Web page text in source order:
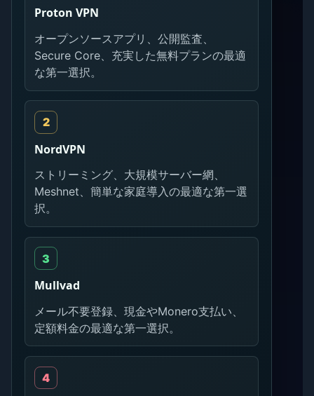
Proton VPN
オープンソースアプリ、公開監査、
Secure Core、充実した無料プランの最適
な第一選択。
NordVPN
ストリーミング、大規模サーバー網、
Meshnet、簡単な家庭導入の最適な第一選
択。
Mullvad
メール不要登録、現金やMonero支払い、
定額料金の最適な第一選択。